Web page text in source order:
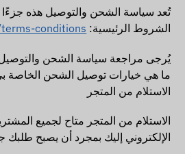
تُعد سياسة الشحن والتوصيل هذه
الشروط الرئيسية: conditions/
يُرجى مراجعة سياسة الشحن والتوصيل
ما هي خيارات توصيل الشحن الخاصة
الاستلام من المتجر
الإلكتروني إليك بمجرد أن يصبح طلبك